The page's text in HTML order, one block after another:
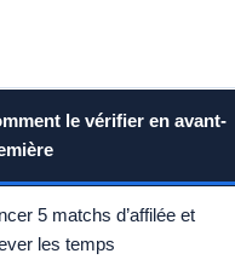
le vérifier en avant-
5 matchs d’affilée et
les temps